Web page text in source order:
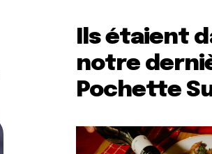
Ils étaient
notre
Pochette